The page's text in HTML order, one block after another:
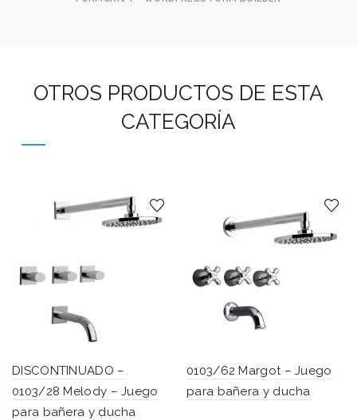
OTROS PRODUCTOS DE ESTA
CATEGORÍA
DISCONTINUADO –
0103/28 Melody – Juego
para bañera y ducha
0103/62 Margot – Juego
para bañera y ducha